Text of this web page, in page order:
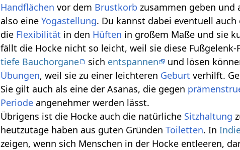
Handflächen vor dem Brustkorb zusammen geben und
also eineYogastellung. Du kannst dabei eventuell
die Flexibilität in den Hüften in großem Maße und sie
fällt die Hocke nicht so leicht, weil sie diese
tiefe Bauchorgane
sich entspannen und lösen
Übungen, weil sie zu einer leichteren Geburt verhilft.
Sie gilt auch als eine der Asanas, die gegen
Periode angenehmer werden lässt.
Übrigens ist die Hocke auch die natürliche Sitzhaltung
heutzutage haben aus guten GründenToiletten. In
zeigen, wenn sich Menschen in der Hocke entleeren,